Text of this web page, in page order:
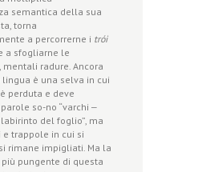
semantica della sua
torna
a percorrerne i trói
a sfogliarne le
mentali radure. Ancora
è una selva in cui
perduta e deve
so-no “varchi ‒
del foglio”, ma
e trappole in cui si
rimane impigliati. Ma la
pungente di questa